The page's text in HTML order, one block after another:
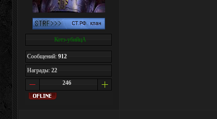
Котэ-убийцА
Сообщений: 912
Награды: 22
246